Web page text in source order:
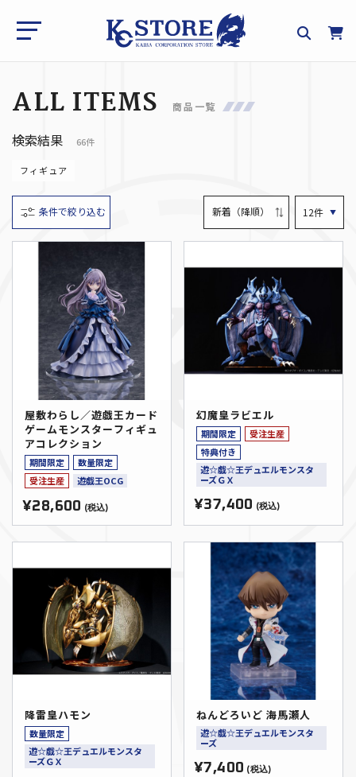
ALL ITEMS 商品一覧
検索結果 66件
フィギュア
条件で絞り込む
屋敷わらし／遊戯王カード
ゲームモンスターフィギュ
アコレクション
期間限定
数量限定
受注生産
遊戯王OCG
¥28,600 (税込)
幻魔皇ラビエル
期間限定
受注生産
特典付き
遊☆戯☆王デュエルモンスタ
ーズＧＸ
¥37,400 (税込)
降雷皇ハモン
数量限定
遊☆戯☆王デュエルモンスタ
ーズＧＸ
ねんどろいど 海馬瀬人
遊☆戯☆王デュエルモンスタ
ーズ
¥7,400 (税込)